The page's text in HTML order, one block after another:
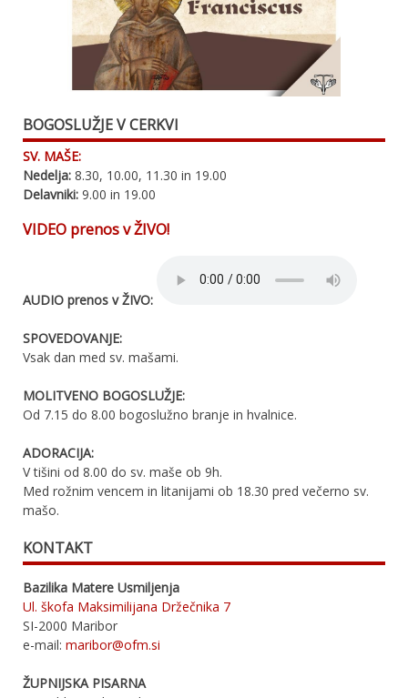
BOGOSLUŽJE V CERKVI
SV. MAŠE:
Nedelja: 8.30, 10.00, 11.30 in 19.00
Delavniki: 9.00 in 19.00
VIDEO prenos v ŽIVO!
AUDIO prenos v ŽIVO:
SPOVEDOVANJE:
Vsak dan med sv. mašami.
MOLITVENO BOGOSLUŽJE:
Od 7.15 do 8.00 bogoslužno branje in hvalnice.
ADORACIJA:
V tišini od 8.00 do sv. maše ob 9h.
Med rožnim vencem in litanijami ob 18.30 pred večerno sv.
mašo.
KONTAKT
Bazilika Matere Usmiljenja
Ul. škofa Maksimilijana Držečnika 7
SI-2000 Maribor
e-mail: maribor@ofm.si
ŽUPNIJSKA PISARNA